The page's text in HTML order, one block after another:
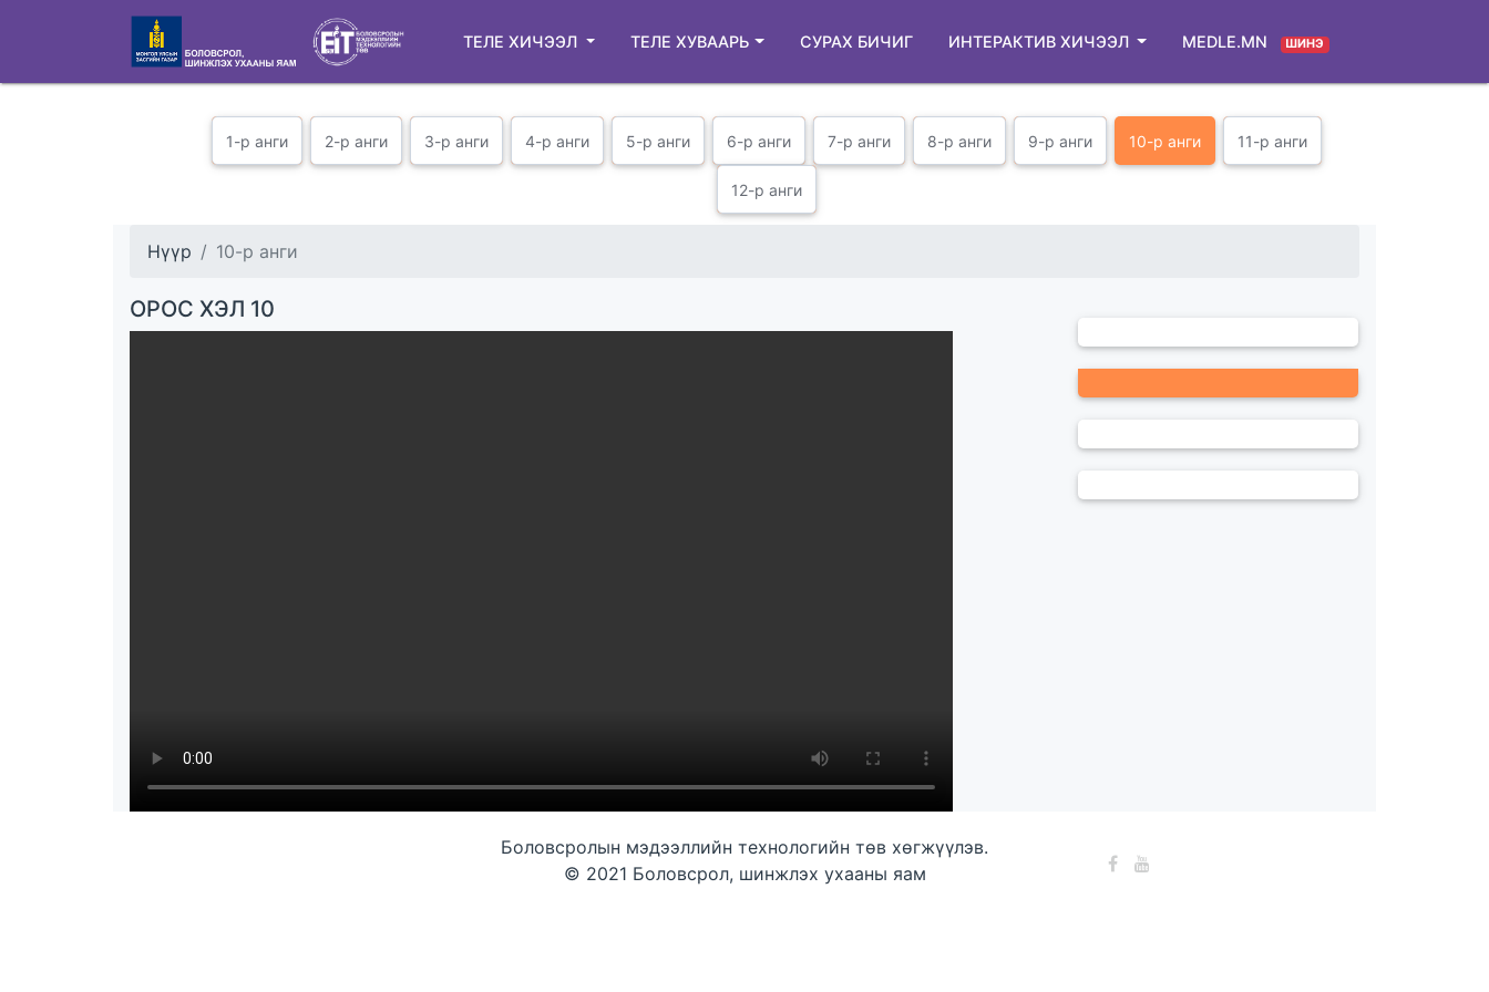
ТЕЛЕ ХИЧЭЭЛ ТЕЛЕ ХУВААРЬ СУРАХ БИЧИГ ИНТЕРАКТИВ ХИЧЭЭЛ MEDLE.MN ШИНЭ
1-р анги 2-р анги 3-р анги 4-р анги 5-р анги 6-р анги 7-р анги 8-р анги 9-р анги 10-р анги 11-р анги
12-р анги
Нүүр 10-р анги
ОРОС ХЭЛ 10
Боловсролын мэдээллийн технологийн төв хөгжүүлэв.
© 2021 Боловсрол, шинжлэх ухааны яам